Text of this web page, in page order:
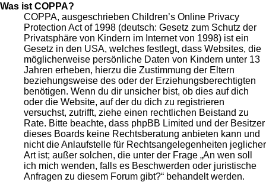
Was ist COPPA?
COPPA, ausgeschrieben Children’s Online Privacy
Protection Act of 1998 (deutsch: Gesetz zum Schutz der
Privatsphäre von Kindern im Internet von 1998) ist ein
Gesetz in den USA, welches festlegt, dass Websites, die
möglicherweise persönliche Daten von Kindern unter 13
Jahren erheben, hierzu die Zustimmung der Eltern
beziehungsweise des oder der Erziehungsberechtigten
benötigen. Wenn du dir unsicher bist, ob dies auf dich
oder die Website, auf der du dich zu registrieren
versuchst, zutrifft, ziehe einen rechtlichen Beistand zu
Rate. Bitte beachte, dass phpBB Limited und der Besitzer
dieses Boards keine Rechtsberatung anbieten kann und
nicht die Anlaufstelle für Rechtsangelegenheiten jeglicher
Art ist; außer solchen, die unter der Frage „An wen soll
ich mich wenden, falls es Beschwerden oder juristische
Anfragen zu diesem Forum gibt?“ behandelt werden.